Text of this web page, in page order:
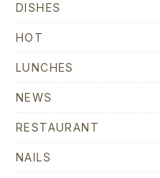
DISHES
HOT
LUNCHES
NEWS
RESTAURANT
NAILS